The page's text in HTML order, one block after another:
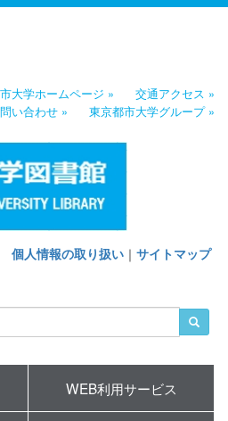
大学ホームページ »
交通アクセス »
い合わせ »
東京都市大学グループ »
個人情報の取り扱い ｜ サイトマップ
WEB利用サービス